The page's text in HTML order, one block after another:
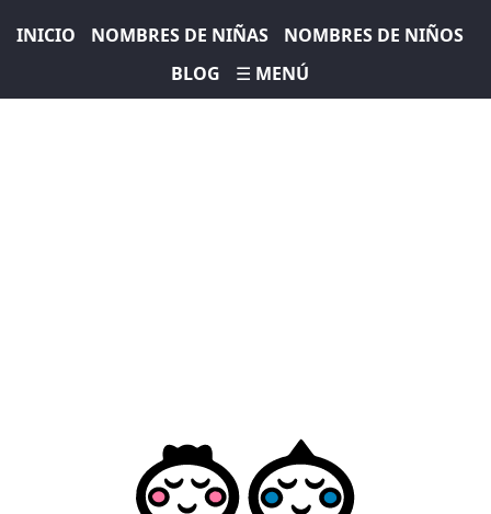
INICIO NOMBRES DE NIÑAS
NOMBRES DE NIÑOS
BLOG
☰ MENÚ